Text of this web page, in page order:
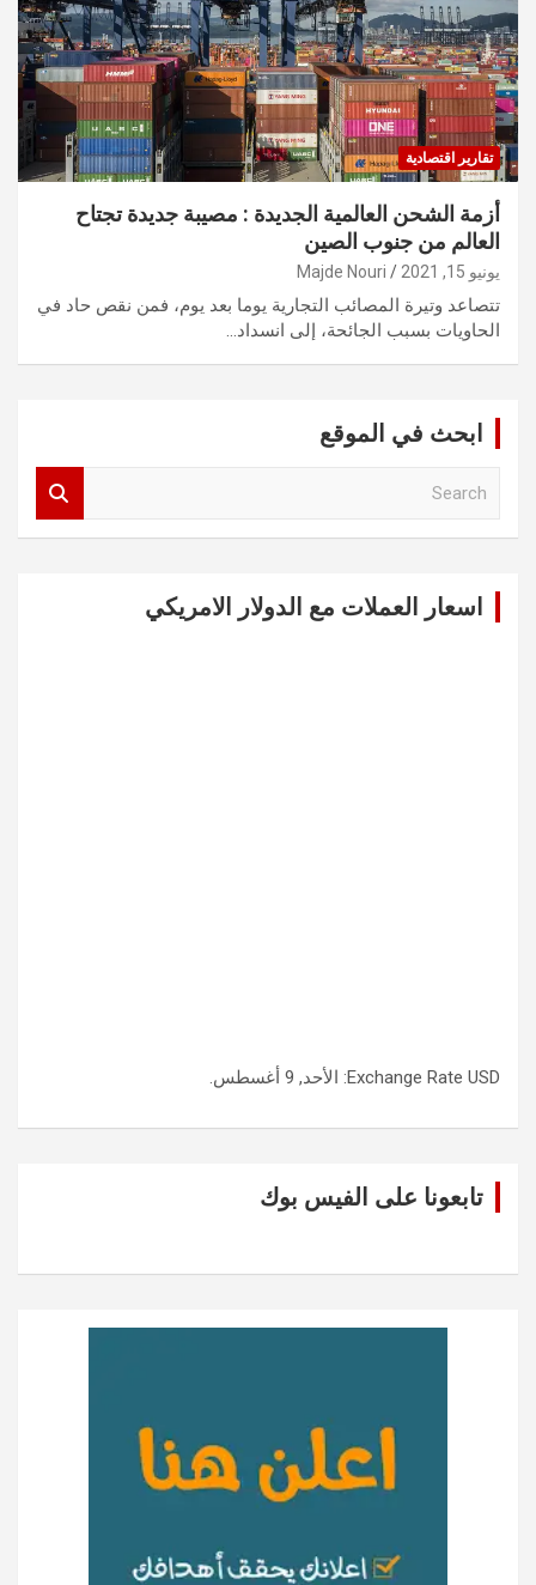
تقارير اقتصادية
أزمة الشحن العالمية الجديدة : مصيبة جديدة تجتاح
العالم من جنوب الصين
يونيو 15, 2021 Majde Nouri
تتصاعد وتيرة المصائب التجارية يوما بعد يوم، فمن نقص حاد في
الحاويات بسبب الجائحة، إلى انسداد…
ابحث في الموقع
اسعار العملات مع الدولار الامريكي
Exchange Rate USD : الأحد, 9 أغسطس.
تابعونا على الفيس بوك